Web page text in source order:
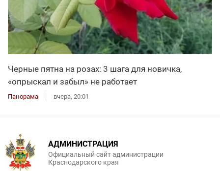
Черные пятна на розах: 3 шага для новичка,
«опрыскал и забыл» не работает
Панорама вчера, 20:01
АДМИНИСТРАЦИЯ
Официальный сайт администрации
Краснодарского края